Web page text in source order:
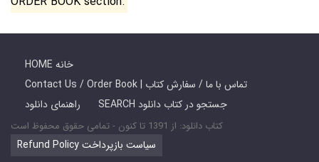
HOME خانه
Contact Us / Order Book | تماس با ما / سفارش کتاب
راهنمای دانلود
SEARCH جستجو در کتاب دانلود
کتاب دانلود: از 1391 تا کنون - تمامی حقوق محفوظ است
Refund Policy سیاست بازپرداخت